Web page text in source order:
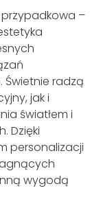
–
radzą
jak i
światłem i
Dzięki
personalizacji
wygodą